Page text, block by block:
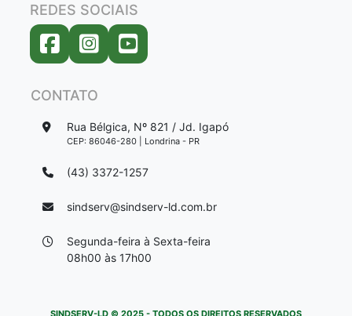
REDES SOCIAIS
CONTATO
Rua Bélgica, Nº 821 / Jd. Igapó
CEP: 86046-280 | Londrina - PR
(43) 3372-1257
sindserv@sindserv-ld.com.br
Segunda-feira à Sexta-feira
08h00 às 17h00
SINDSERV-LD © 2025 - TODOS OS DIREITOS RESERVADOS